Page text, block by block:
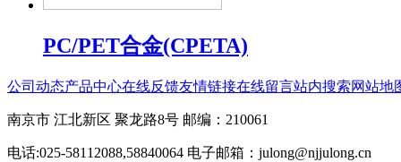
PC/PET合金(CPETA)
公司动态产品中心在线反馈友情链接在线留言站内搜索网站地
南京市 江北新区 聚龙路8号 邮编：210061
电话:025-58112088,58840064 电子邮箱：julong@njjulong.cn